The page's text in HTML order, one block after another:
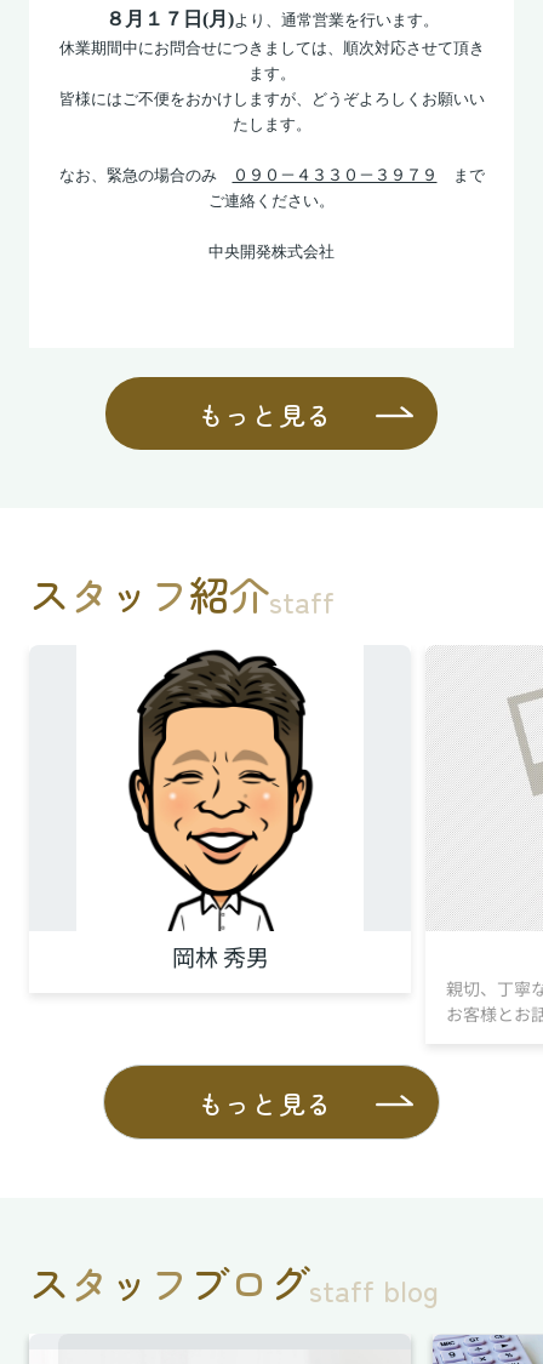
８月１７日(月)より、通常営業を行います。
休業期間中にお問合せにつきましては、順次対応させて頂き
ます。
皆様にはご不便をおかけしますが、どうぞよろしくお願いい
たします。
なお、緊急の場合のみ ０９０－４３３０－３９７９
まで
ご連絡ください。
中央開発株式会社
もっと見る
スタ ッ フ紹介staff
岡林 秀男
親切、丁寧
お客様とお
もっと見る
スタ ッ フ ブロ グstaff blog